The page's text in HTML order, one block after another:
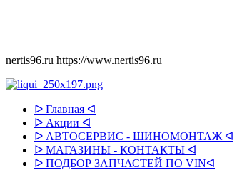
nertis96.ru https://www.nertis96.ru
ᐅ Главная ᐊ
ᐅ Акции ᐊ
ᐅ АВТОСЕРВИС - ШИНОМОНТАЖ ᐊ
ᐅ МАГАЗИНЫ - КОНТАКТЫ ᐊ
ᐅ ПОДБОР ЗАПЧАСТЕЙ ПО VINᐊ